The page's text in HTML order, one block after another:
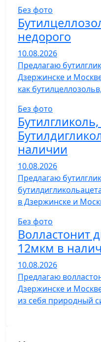
Без фото
недорого
10.08.2026
Предлагаю
Дзержинске и
как
Без фото
наличии
10.08.2026
Предлагаю
в Дзержинске и
Без фото
Волластонит
12мкм в
10.08.2026
Предлагаю
Дзержинске и
из себя природный